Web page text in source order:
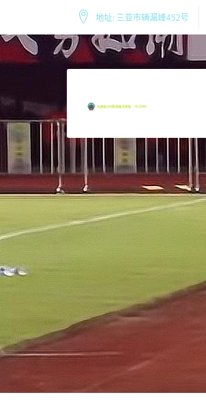
地址: 三亚市辆漏峰452号